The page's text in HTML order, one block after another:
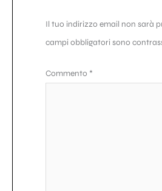
Il tuo indirizzo email non sarà
campi obbligatori sono
Commento *